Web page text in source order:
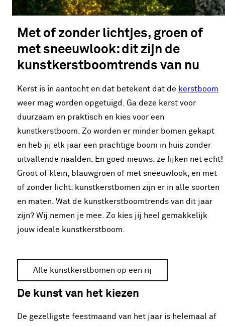
Met of zonder lichtjes, groen of
met sneeuwlook: dit zijn de
kunstkerstboomtrends van nu
Kerst is in aantocht en dat betekent dat de kerstboom
weer mag worden opgetuigd. Ga deze kerst voor
duurzaam en praktisch en kies voor een
kunstkerstboom. Zo worden er minder bomen gekapt
en heb jij elk jaar een prachtige boom in huis zonder
uitvallende naalden. En goed nieuws: ze lijken net echt!
Groot of klein, blauwgroen of met sneeuwlook, en met
of zonder licht: kunstkerstbomen zijn er in alle soorten
en maten. Wat de kunstkerstboomtrends van dit jaar
zijn? Wij nemen je mee. Zo kies jij heel gemakkelijk
jouw ideale kunstkerstboom.
Alle kunstkerstbomen op een rij
De kunst van het kiezen
De gezelligste feestmaand van het jaar is helemaal af